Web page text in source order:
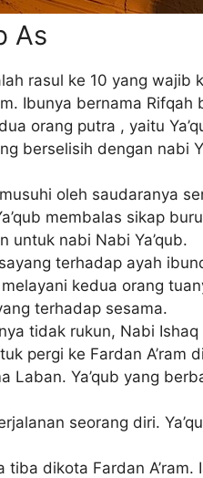
As
rasul ke 10 yang
Ibunya bernama Rifqah
orang putra , yaitu
berselisih dengan nabi
oleh saudaranya
membalas sikap
untuk nabi Nabi Ya’qub.
terhadap ayah
kedua orang
terhadap sesama.
tidak rukun, Nabi
pergi ke Fardan
Laban. Ya’qub yang
seorang diri.
tiba dikota Fardan